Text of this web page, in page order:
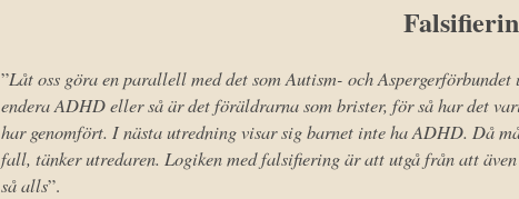
”Låt oss göra en parallell med det som Autism- och
endera ADHD eller så är det föräldrarna som brister, för så har det
har genomfört. I nästa utredning visar sig barnet inte ha ADHD. Då
fall, tänker utredaren. Logiken med falsifiering är att utgå från att
så alls”.